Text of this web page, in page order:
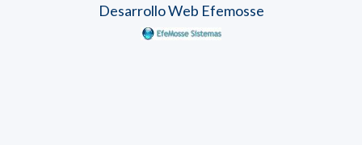
Desarrollo Web Efemosse